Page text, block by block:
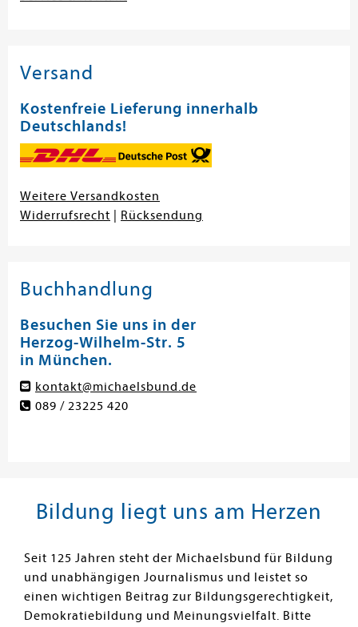
Versand
Kostenfreie Lieferung innerhalb
Deutschlands!
Weitere Versandkosten
Widerrufsrecht
Rücksendung
Buchhandlung
Besuchen Sie uns in der
Herzog-Wilhelm-Str. 5
in München.
kontakt@michaelsbund.de
089 / 23225 420
Bildung liegt uns am Herzen
Seit 125 Jahren steht der Michaelsbund für Bildung
und unabhängigen Journalismus und leistet so
einen wichtigen Beitrag zur Bildungsgerechtigkeit,
Demokratiebildung und Meinungsvielfalt. Bitte